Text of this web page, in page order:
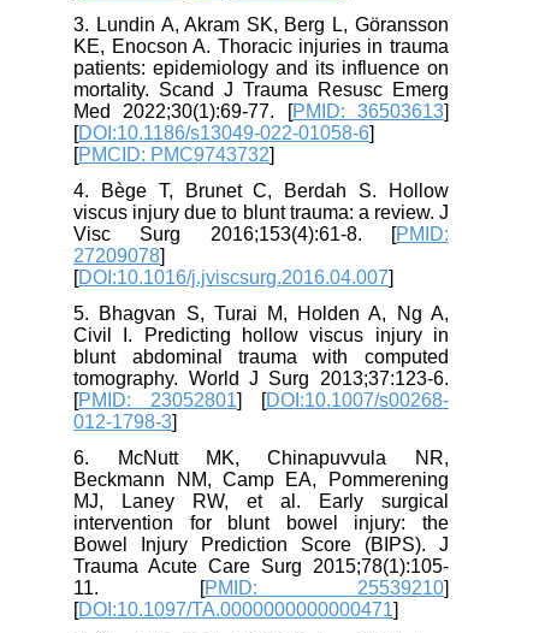
3. Lundin A, Akram SK, Berg L, Göransson
KE, Enocson A. Thoracic injuries in trauma
patients: epidemiology and its influence on
mortality. Scand J Trauma Resusc Emerg
Med 2022;30(1):69-77. [PMID: 36503613
[DOI:10.1186/s13049-022-01058-6
[PMCID: PMC9743732
4. Bège T, Brunet C, Berdah S. Hollow
viscus injury due to blunt trauma: a review. J
Visc Surg 2016;153(4):61-8. [PMID:
27209078
[DOI:10.1016/j.jviscsurg.2016.04.007
5. Bhagvan S, Turai M, Holden A, Ng A,
Civil I. Predicting hollow viscus injury in
blunt abdominal trauma with computed
tomography. World J Surg 2013;37:123-6.
[PMID: 23052801 ] [DOI:10.1007/s00268-
012-1798-3
6. McNutt MK, Chinapuvvula NR,
Beckmann NM, Camp EA, Pommerening
MJ, Laney RW, et al. Early surgical
intervention for blunt bowel injury: the
Bowel Injury Prediction Score (BIPS). J
Trauma Acute Care Surg 2015;78(1):105-
11. [PMID: 25539210
[DOI:10.1097/TA.0000000000000471